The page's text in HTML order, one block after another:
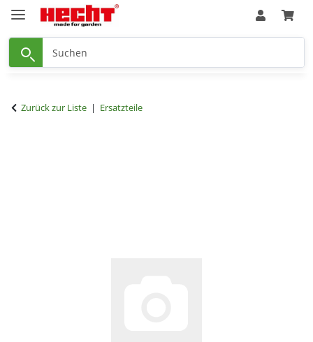
Zurück zur Liste Ersatzteile